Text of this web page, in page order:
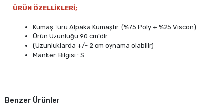
ÜRÜN ÖZELLİKLERİ;
Kumaş Türü Alpaka Kumaştır. (%75 Poly + %25 Viscon)
Ürün Uzunluğu 90 cm'dir.
(Uzunluklarda +/- 2 cm oynama olabilir)
Manken Bilgisi : S
Benzer Ürünler